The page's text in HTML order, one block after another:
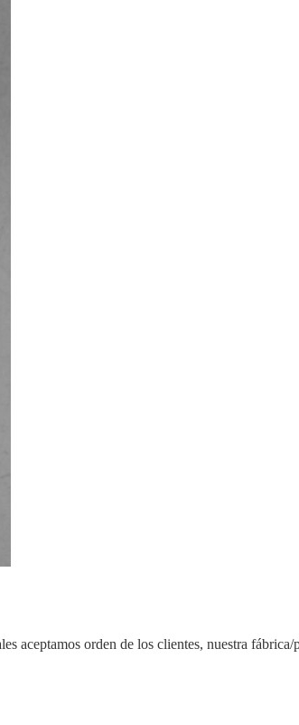
aceptamos orden de los clientes, nuestra